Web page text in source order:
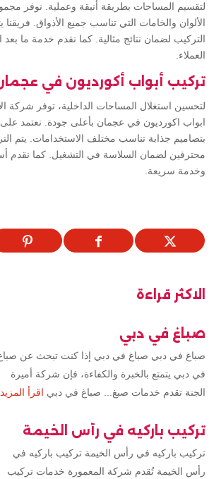
لتقسيم المساحات بطريقة أنيقة وعملية. نوفر
الألوان والخامات التي تناسب جميع الأذواق. فريقنا
التركيب لضمان نتائج مثالية. كما نقدم خدمة ما
العملاء.
تركيب أبواب أكورديون في
لتحسين استغلال المساحات الداخلية، توفر شركة
ابواب اكورديون في عجمان بأعلى جودة. نعتمد على
بتصاميم جذابة تناسب مختلف الاستخدامات. يتم
محترفين لضمان السلاسة في التشغيل. كما نقدم
وخدمة سريعة.
الاكثر قراءة
صباغ في دبي
صباغ في دبي صباغ في دبي إذا كنت تبحث عن
في دبي يتمتع بالخبرة والكفاءة، فإن شركة أميرة
الجنة تقدم خدمات صبغ... صباغ في دبي اقرأ المزيد
تركيب باركيه في رأس الخيمة
تركيب باركيه في رأس الخيمة تركيب باركيه في
رأس الخيمة تُقدم شركة المعمورة خدمات تركيب